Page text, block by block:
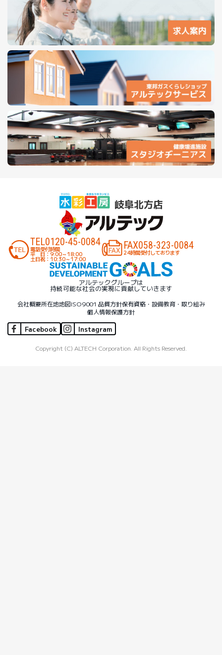
TEL0120-45-0084
電話受付時間
平 日：9:00～18:00
土日祝：10:30～17:00
FAX058-323-0084
24時間受付しております
アルテックグループは
持続可能な社会の実現に貢献していきます
会社概要所在地地図ISO9001 品質方針保有資格・設備教育・取り組み
個人情報保護方針
Facebook Instagram
Copyright (C) ALTECH Corporation. All Rights Reserved.